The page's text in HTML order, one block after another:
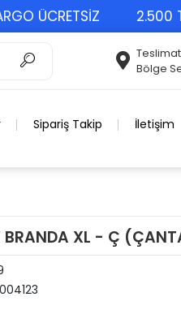
ÜCRETSİZ 2.500 TL
Teslimat
Bölge
Sipariş Takip İletişim
BRANDA XL - Ç